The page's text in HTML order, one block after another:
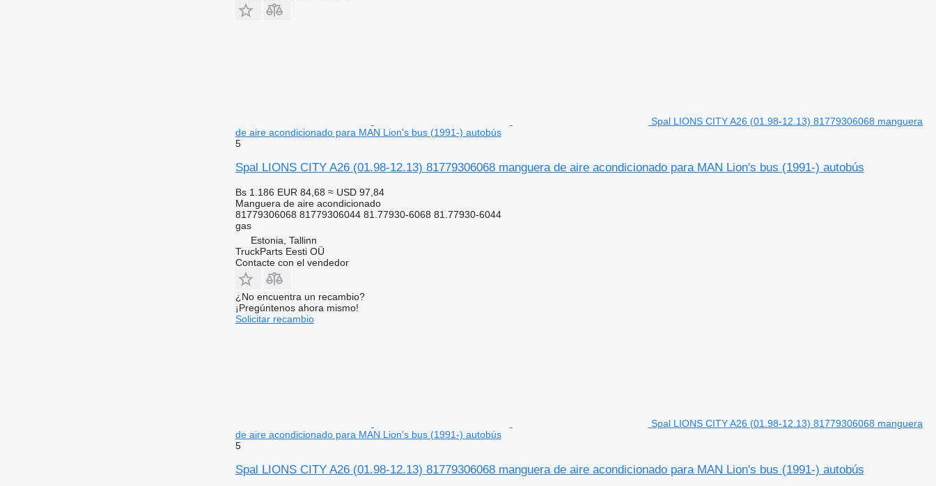
Spal LIONS CITY A26 (01.98-12.13) 81779306068 manguera
de aire acondicionado para MAN Lion's bus (1991-) autobús
5
Spal LIONS CITY A26 (01.98-12.13) 81779306068 manguera de aire acondicionado para MAN Lion's bus (1991-) autobús
Bs 1.186 EUR 84,68 ≈ USD 97,84
Manguera de aire acondicionado
81779306068 81779306044 81.77930-6068 81.77930-6044
gas
Estonia, Tallinn
TruckParts Eesti OÜ
Contacte con el vendedor
¿No encuentra un recambio?
¡Pregúntenos ahora mismo!
Solicitar recambio
Spal LIONS CITY A26 (01.98-12.13) 81779306068 manguera
de aire acondicionado para MAN Lion's bus (1991-) autobús
5
Spal LIONS CITY A26 (01.98-12.13) 81779306068 manguera de aire acondicionado para MAN Lion's bus (1991-) autobús